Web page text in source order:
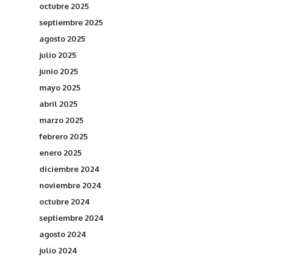
octubre 2025
septiembre 2025
agosto 2025
julio 2025
junio 2025
mayo 2025
abril 2025
marzo 2025
febrero 2025
enero 2025
diciembre 2024
noviembre 2024
octubre 2024
septiembre 2024
agosto 2024
julio 2024